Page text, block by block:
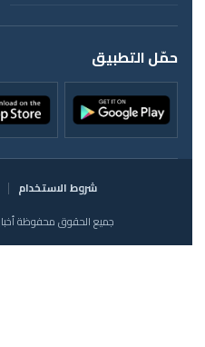
حمّل التطبيق
شروط الاستخدام
جميع الحقوق محفوظة أخبارنا